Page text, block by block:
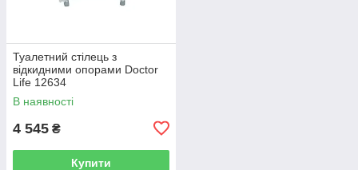
Туалетний стілець з
відкидними опорами Doctor
Life 12634
В наявності
4 545 ₴
Купити